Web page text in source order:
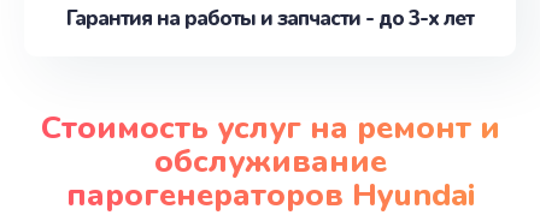
Гарантия на работы и запчасти - до 3-х лет
Стоимость услуг на ремонт и
обслуживание
парогенераторов Hyundai